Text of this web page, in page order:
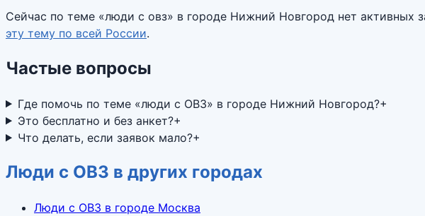
Сейчас по теме «люди с овз» в городе Нижний Новгород нет активных
эту тему по всей России.
Частые вопросы
Где помочь по теме «люди с ОВЗ» в городе Нижний Новгород?+
Это бесплатно и без анкет?+
Что делать, если заявок мало?+
Люди с ОВЗ в других городах
Люди с ОВЗ в городе Москва